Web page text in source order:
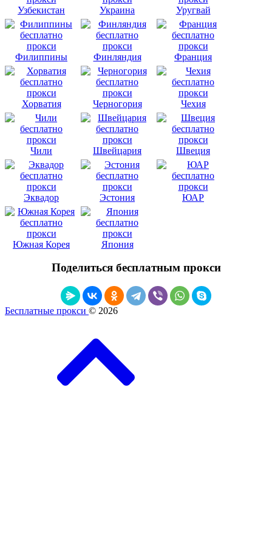
Узбекистан Украина Уругвай
Филиппины Финляндия Франция
Хорватия Черногория Чехия
Чили Швейцария Швеция
Эквадор Эстония ЮАР
Южная Корея Япония
Поделиться бесплатным прокси
Бесплатные прокси © 2026